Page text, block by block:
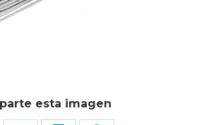
esta imagen